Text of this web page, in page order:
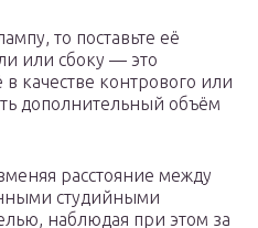
то поставьте её
или сбоку — это
в качестве контрового или
дополнительный объём
расстояние между
студийными
наблюдая при этом за